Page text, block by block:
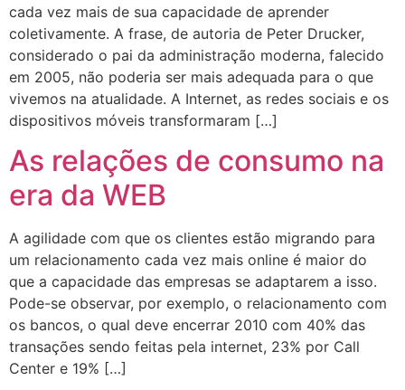
cada vez mais de sua capacidade de aprender
coletivamente. A frase, de autoria de Peter Drucker,
considerado o pai da administração moderna, falecido
em 2005, não poderia ser mais adequada para o que
vivemos na atualidade. A Internet, as redes sociais e os
dispositivos móveis transformaram […]
As relações de consumo na
era da WEB
A agilidade com que os clientes estão migrando para
um relacionamento cada vez mais online é maior do
que a capacidade das empresas se adaptarem a isso.
Pode-se observar, por exemplo, o relacionamento com
os bancos, o qual deve encerrar 2010 com 40% das
transações sendo feitas pela internet, 23% por Call
Center e 19% […]